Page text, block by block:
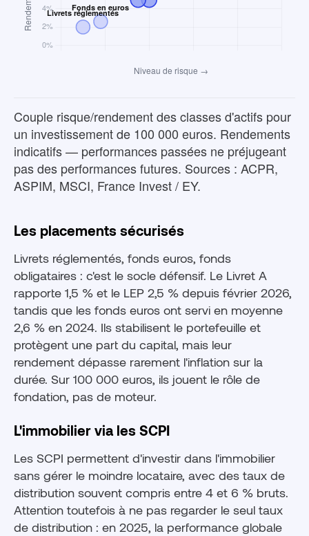
Couple risque/rendement des classes d'actifs pour
un investissement de 100 000 euros. Rendements
indicatifs — performances passées ne préjugeant
pas des performances futures. Sources : ACPR,
ASPIM, MSCI, France Invest / EY.
Les placements sécurisés
Livrets réglementés, fonds euros, fonds
obligataires : c'est le socle défensif. Le Livret A
rapporte 1,5 % et le LEP 2,5 % depuis février 2026,
tandis que les fonds euros ont servi en moyenne
2,6 % en 2024. Ils stabilisent le portefeuille et
protègent une part du capital, mais leur
rendement dépasse rarement l'inflation sur la
durée. Sur 100 000 euros, ils jouent le rôle de
fondation, pas de moteur.
L'immobilier via les SCPI
Les SCPI permettent d'investir dans l'immobilier
sans gérer le moindre locataire, avec des taux de
distribution souvent compris entre 4 et 6 % bruts.
Attention toutefois à ne pas regarder le seul taux
de distribution : en 2025, la performance globale